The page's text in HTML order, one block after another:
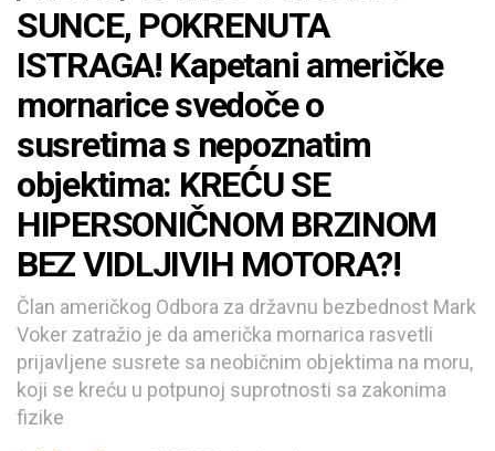
SUNCE, POKRENUTA
ISTRAGA! Kapetani američke
mornarice svedoče o
susretima s nepoznatim
objektima: KREĆU SE
HIPERSONIČNOM BRZINOM
BEZ VIDLJIVIH MOTORA?!
Član američkog Odbora za državnu bezbednost Mark
Voker zatražio je da američka mornarica rasvetli
prijavljene susrete sa neobičnim objektima na moru,
koji se kreću u potpunoj suprotnosti sa zakonima
fizike